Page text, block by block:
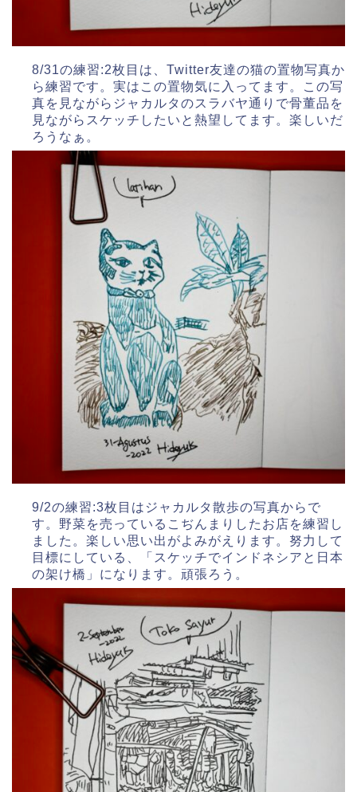
8/31の練習:2枚目は、Twitter友達の猫の置物写真か
ら練習です。実はこの置物気に入ってます。この写
真を見ながらジャカルタのスラバヤ通りで骨董品を
見ながらスケッチしたいと熱望してます。楽しいだ
ろうなぁ。
9/2の練習:3枚目はジャカルタ散歩の写真からで
す。野菜を売っているこぢんまりしたお店を練習し
ました。楽しい思い出がよみがえります。努力して
目標にしている、「スケッチでインドネシアと日本
の架け橋」になります。頑張ろう。